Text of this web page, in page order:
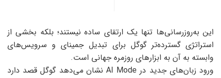
این به‌روزرسانی‌ها تنها یک ارتقای ساده نیستند؛ بلکه بخشی از
استراتژی گسترده‌تر گوگل برای تبدیل جمینای و سرویس‌های
وابسته به آن به ابزارهای روزمره جهانی است.
ورود زبان‌های جدید در AI Mode نشان می‌دهد گوگل قصد دارد